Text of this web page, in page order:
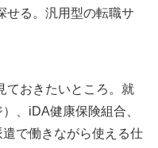
せる。汎用型の転職サ
ておきたいところ。就
、iDA健康保険組合、
で働きながら使える仕